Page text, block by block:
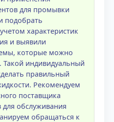
для промывки
подобрать
характеристик
и выявили
которые можно
индивидуальный
правильный
Рекомендуем
поставщика
обслуживания
обращаться к